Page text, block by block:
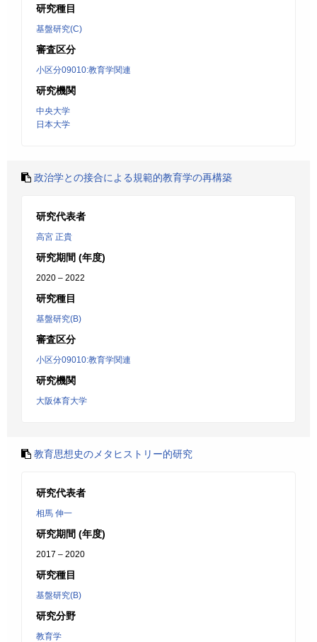
研究種目
基盤研究(C)
審査区分
小区分09010:教育学関連
研究機関
中央大学
日本大学
政治学との接合による規範的教育学の再構築
研究代表者
高宮 正貴
研究期間 (年度)
2020 – 2022
研究種目
基盤研究(B)
審査区分
小区分09010:教育学関連
研究機関
大阪体育大学
教育思想史のメタヒストリー的研究
研究代表者
相馬 伸一
研究期間 (年度)
2017 – 2020
研究種目
基盤研究(B)
研究分野
教育学